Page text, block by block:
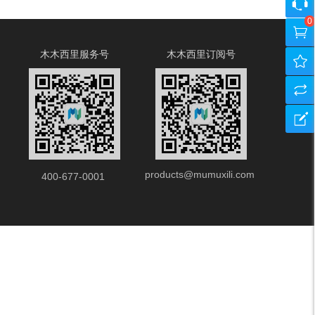
人
中
心
咨
询
客
服
购
物
车
0
我
的
收
产
品
建
木木西里服务号
400-677-0001
木木西里订阅号
products@mumuxili.com